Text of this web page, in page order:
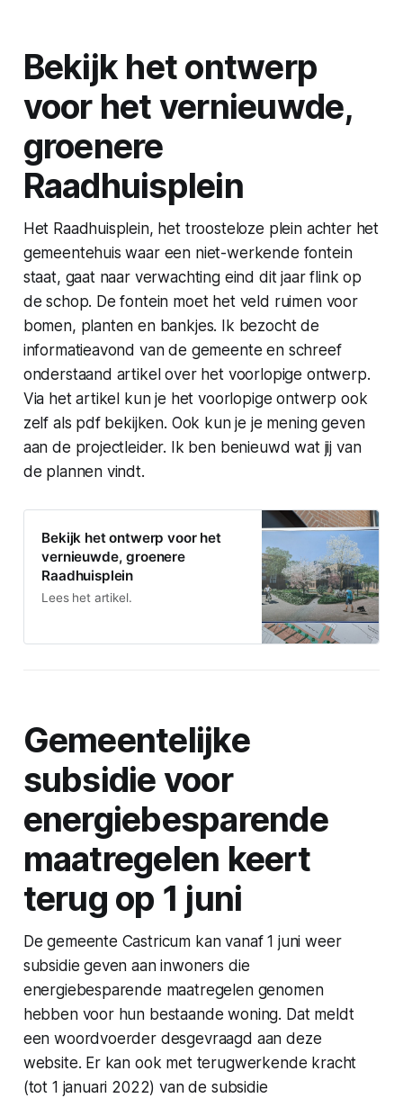
Bekijk het ontwerp
voor het vernieuwde,
groenere
Raadhuisplein
Het Raadhuisplein, het troosteloze plein achter het
gemeentehuis waar een niet-werkende fontein
staat, gaat naar verwachting eind dit jaar flink op
de schop. De fontein moet het veld ruimen voor
bomen, planten en bankjes. Ik bezocht de
informatieavond van de gemeente en schreef
onderstaand artikel over het voorlopige ontwerp.
Via het artikel kun je het voorlopige ontwerp ook
zelf als pdf bekijken. Ook kun je je mening geven
aan de projectleider. Ik ben benieuwd wat jij van
de plannen vindt.
Bekijk het ontwerp voor het
vernieuwde, groenere
Raadhuisplein
Lees het artikel.
Gemeentelijke
subsidie voor
energiebesparende
maatregelen keert
terug op 1 juni
De gemeente Castricum kan vanaf 1 juni weer
subsidie geven aan inwoners die
energiebesparende maatregelen genomen
hebben voor hun bestaande woning. Dat meldt
een woordvoerder desgevraagd aan deze
website. Er kan ook met terugwerkende kracht
(tot 1 januari 2022) van de subsidie